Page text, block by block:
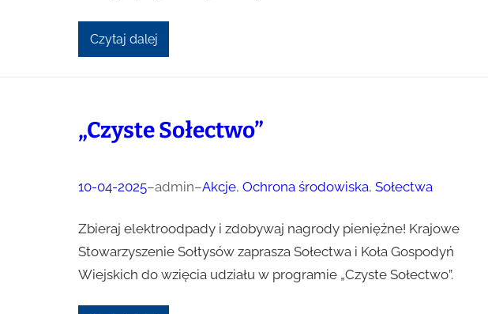
Czytaj dalej
„Czyste Sołectwo”
10-04-2025–admin–Akcje, Ochrona środowiska, Sołectwa
Zbieraj elektroodpady i zdobywaj nagrody pieniężne! Krajowe
Stowarzyszenie Sołtysów zaprasza Sołectwa i Koła Gospodyń
Wiejskich do wzięcia udziału w programie „Czyste Sołectwo”.